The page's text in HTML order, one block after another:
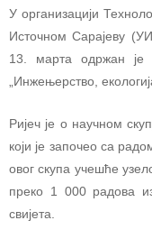
У организацији
Источном Сарајеву
13. марта одржан je
„Инжењерство,
Ријеч је о научном
који је започео са
овог скупа учешће
преко 1 000 радова
свијета.